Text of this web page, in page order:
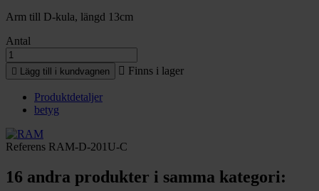
Arm till D-kula, längd 13cm
Antal
 Lägg till i kundvagnen  Finns i lager
Produktdetaljer
betyg
Referens RAM-D-201U-C
16 andra produkter i samma kategori: